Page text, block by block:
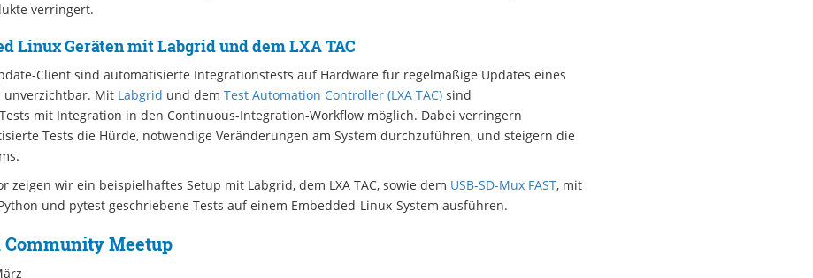
verringert.
Linux Geräten mit Labgrid und dem LXA TAC
Client sind automatisierte Integrationstests auf Hardware für regelmäßige Updates eines
unverzichtbar. Mit Labgrid und dem Test Automation Controller (LXA TAC) sind
mit Integration in den Continuous-Integration-Workflow möglich. Dabei verringern
Tests die Hürde, notwendige Veränderungen am System durchzuführen, und steigern die
zeigen wir ein beispielhaftes Setup mit Labgrid, dem LXA TAC, sowie dem USB-SD-Mux FAST, mit
und pytest geschriebene Tests auf einem Embedded-Linux-System ausführen.
Community Meetup